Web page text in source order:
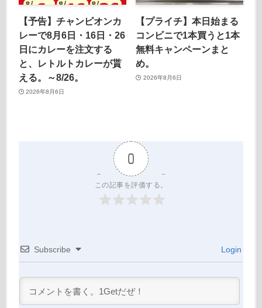
【予告】チャンピオンカ
レーで8月6日・16日・26
日にカレーを注文する
と、レトルトカレーが貰
える。～8/26。
2026年8月6日
【プライチ】本日始まる
コンビニで1本買うと1本
無料キャンペーンまと
め。
2026年8月6日
0
この記事を評価する。
Subscribe Login